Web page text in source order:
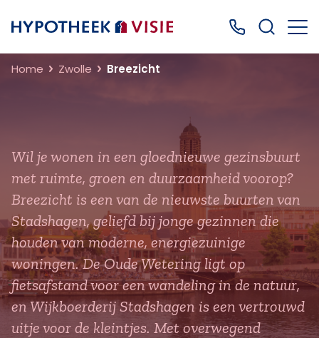
Terug naar home Bel ons: 0499
Home Zwolle Breezicht
Wil je wonen in een gloednieuwe gezinsbuurt
met ruimte, groen en duurzaamheid voorop?
Breezicht is een van de nieuwste buurten van
Stadshagen, geliefd bij jonge gezinnen die
houden van moderne, energiezuinige
woningen. De Oude Wetering ligt op
fietsafstand voor een wandeling in de natuur,
en Wijkboerderij Stadshagen is een vertrouwd
uitje voor de kleintjes. Met overwegend